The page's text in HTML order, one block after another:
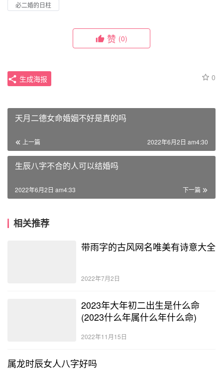
必二婚的日柱
赞 (0)
0
生成海报
天月二德女命婚姻不好是真的吗
上一篇 2022年6月2日 am4:30
生辰八字不合的人可以结婚吗
下一篇
2022年6月2日 am4:33
相关推荐
带雨字的古风网名唯美有诗意大全
2022年7月2日
2023年大年初二出生是什么命
(2023什么年属什么年什么命)
2022年11月15日
属龙时辰女人八字好吗